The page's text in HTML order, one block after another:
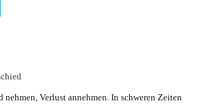
nehmen, Verlust annehmen. In schweren Zeiten